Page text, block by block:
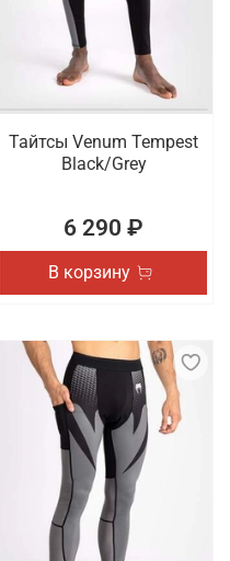
Тайтсы Venum Tempest
Black/Grey
6 290 ₽
В корзину